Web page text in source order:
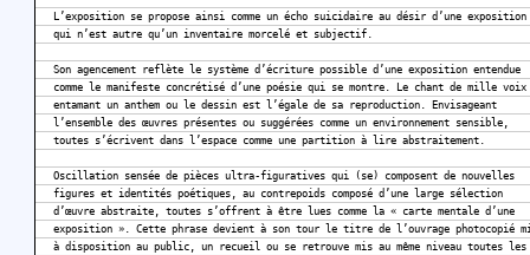
L’exposition se propose ainsi comme un écho suicidaire au désir d’une exposition
qui n’est autre qu’un inventaire morcelé et subjectif.
Son agencement reflète le système d’écriture possible d’une exposition entendue
comme le manifeste concrétisé d’une poésie qui se montre. Le chant de mille voix
entamant un anthem ou le dessin est l’égale de sa reproduction. Envisageant
l’ensemble des œuvres présentes ou suggérées comme un environnement sensible,
toutes s’écrivent dans l’espace comme une partition à lire abstraitement.
Oscillation sensée de pièces ultra-figuratives qui (se) composent de nouvelles
figures et identités poétiques, au contrepoids composé d’une large sélection
d’œuvre abstraite, toutes s’offrent à être lues comme la « carte mentale d’une
exposition ». Cette phrase devient à son tour le titre de l’ouvrage photocopié
à disposition au public, un recueil ou se retrouve mis au même niveau toutes les